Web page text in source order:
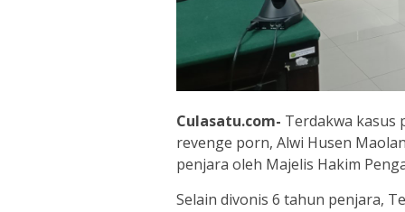
Culasatu.com- Terdakwa kasus
revenge porn, Alwi Husen
penjara oleh Majelis Hakim
Selain divonis 6 tahun penjara,